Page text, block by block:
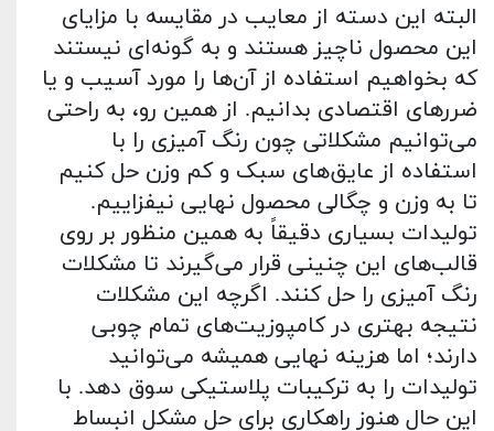
البته این دسته از معایب در مقایسه با مزایای
این محصول ناچیز هستند و به گونه‌ای نیستند
که بخواهیم استفاده از آن‌ها را مورد آسیب و یا
ضررهای اقتصادی بدانیم. از همین رو، به راحتی
می‌توانیم مشکلاتی چون رنگ آمیزی را با
استفاده از عایق‌های سبک و کم وزن حل کنیم
تا به وزن و چگالی محصول نهایی نیفزاییم.
تولیدات بسیاری دقیقاً به همین منظور بر روی
قالب‌های این‌ چنینی قرار می‌گیرند تا مشکلات
رنگ آمیزی را حل کنند. اگرچه این مشکلات
نتیجه بهتری در کامپوزیت‌های تمام چوبی
دارند؛ اما هزینه نهایی همیشه می‌توانید
تولیدات را به ترکیبات پلاستیکی سوق دهد. با
این حال هنوز راهکاری برای حل مشکل انبساط